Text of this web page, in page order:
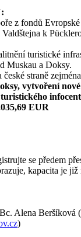
z fondů
k
turistické
Muskau a Doksy.
straně zejména
vytvoření
EUR
se předem
kapacita je již
Alena Beršíková
)